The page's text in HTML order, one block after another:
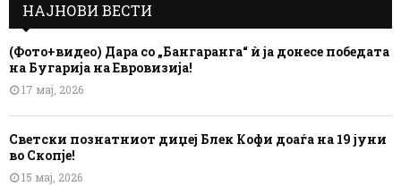
НАЈНОВИ ВЕСТИ
(Фото+видео) Дара со „Бангаранга“ ѝ ја донесе победата
на Бугарија на Евровизија!
17 мај, 2026
Светски познатниот диџеј Блек Кофи доаѓа на 19 јуни
во Скопје!
15 мај, 2026